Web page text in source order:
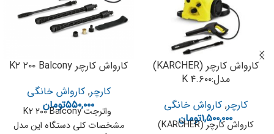
کارواش کارچر (KARCHER)
مدل:K ۴.۶۰۰
کارچر,کارواش خانگی
۱,۵۰۰,۰۰۰تومان
کارواش کارچر (KARCHER)
کارواش کارچر K۲ ۲۰۰ Balcony
کارچر,کارواش خانگی
۵۵۰,۰۰۰تومان
واترجت K2 ۲۰۰ Balcony
مشخصات کلی دستگاه این مدل